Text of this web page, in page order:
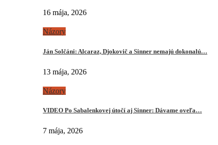
16 mája, 2026
Názory
Ján Solčáni: Alcaraz, Djokovič a Sinner nemajú dokonalú…
13 mája, 2026
Názory
VIDEO Po Sabalenkovej útočí aj Sinner: Dávame oveľa…
7 mája, 2026